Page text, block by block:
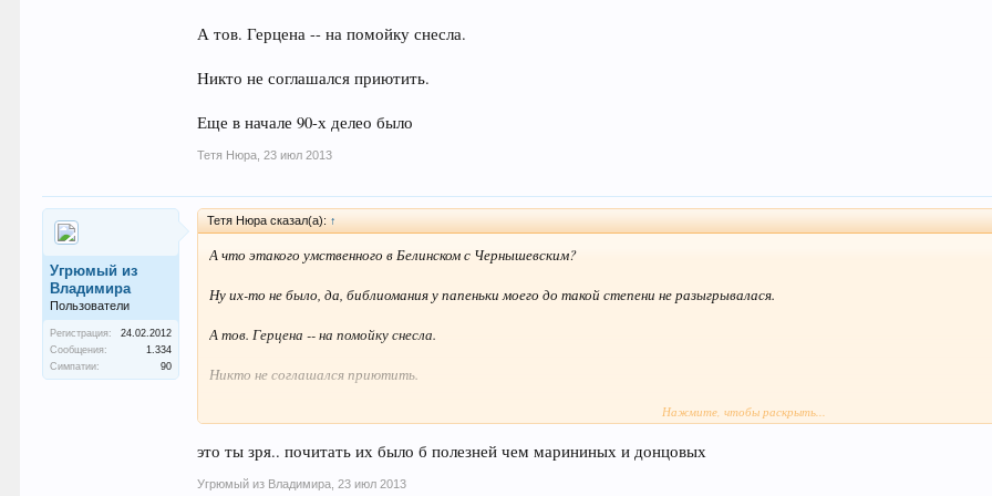
А тов. Герцена -- на помойку снесла.
Никто не соглашался приютить.
Еще в начале 90-х делео было
Тетя Нюра 23 июл 2013
Угрюмый из
Владимира
Пользователи
Регистрация:
24.02.2012
Сообщения:
1.334
Симпатии:
90
Тетя Нюра сказал(а): ↑
А что этакого умственного в Белинском с Чернышевским?
Ну их-то не было, да, библиомания у папеньки моего до такой степени не разыгрывалася.
А тов. Герцена -- на помойку снесла.
Никто не соглашался приютить.
Нажмите, чтобы раскрыть...
это ты зря.. почитать их было б полезней чем марининых и донцовых
Угрюмый из Владимира 23 июл 2013